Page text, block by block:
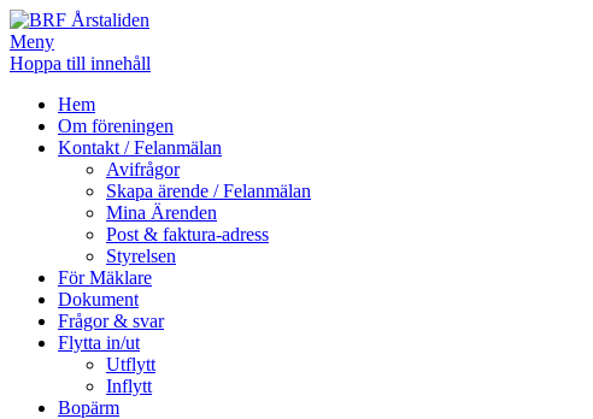
BRF Årstaliden
Meny
Hoppa till innehåll
Hem
Om föreningen
Kontakt / Felanmälan
Avifrågor
Skapa ärende / Felanmälan
Mina Ärenden
Post & faktura-adress
Styrelsen
För Mäklare
Dokument
Frågor & svar
Flytta in/ut
Utflytt
Inflytt
Bopärm